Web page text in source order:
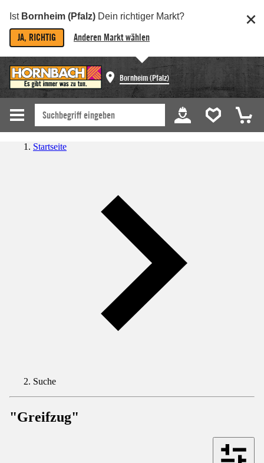
Ist Bornheim (Pfalz) Dein richtiger Markt?
JA, RICHTIG Anderen Markt wählen
Bornheim (Pfalz)
Startseite
Suche
"Greifzug"